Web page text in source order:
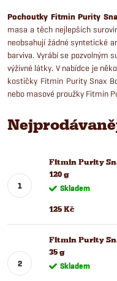
Pochoutky Fitmin Purity
masa a těch nejlepších
neobsahují žádné syntetické
barviva. Vyrábí se pozvolným
výživné látky. V nabídce je
kostičky Fitmin Purity Snax
nebo masové proužky Fitmin
Fitmin Purity
120 g
Skladem
125 Kč
Fitmin Purity
35 g
Skladem